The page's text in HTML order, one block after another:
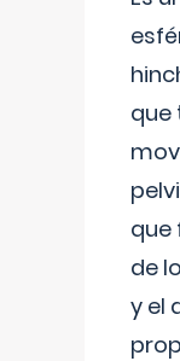
que
que
de
y el